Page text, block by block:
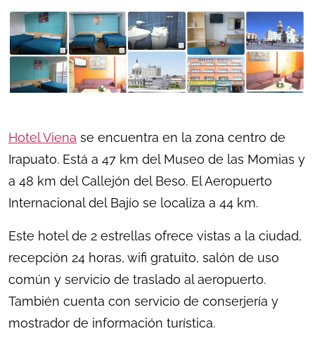
Hotel Viena se encuentra en la zona centro de
Irapuato. Está a 47 km del Museo de las Momias y
a 48 km del Callejón del Beso. El Aeropuerto
Internacional del Bajío se localiza a 44 km.
Este hotel de 2 estrellas ofrece vistas a la ciudad,
recepción 24 horas, wifi gratuito, salón de uso
común y servicio de traslado al aeropuerto.
También cuenta con servicio de conserjería y
mostrador de información turística.